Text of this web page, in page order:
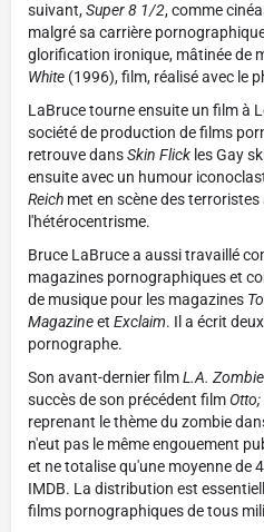
suivant,Super 8 1/2, comme
malgré sa carrière
glorification ironique, mâtinée de
White (1996), film, réalisé avec le
LaBruce tourne ensuite un film à
société de production de films
retrouve dansSkin Flick les Gay
ensuite avec un humour
Reich met en scène des
l'hétérocentrisme.
Bruce LaBruce a aussi travaillé
magazines pornographiques et
de musique pour les magazines
Magazineet Exclaim. Il a écrit
pornographe.
Son avant-dernier filmL.A. Zombie
succès de son précédent film
reprenant le thème du zombie
n'eut pas le même engouement
et ne totalise qu'une moyenne de
IMDB. La distribution est
films pornographiques de tous